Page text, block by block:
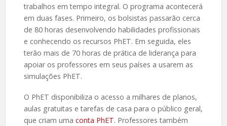
trabalhos em tempo integral. O programa acontecerá
em duas fases. Primeiro, os bolsistas passarão cerca
de 80 horas desenvolvendo habilidades profissionais
e conhecendo os recursos PhET. Em seguida, eles
terão mais de 70 horas de prática de liderança para
apoiar os professores em seus países a usarem as
simulações PhET.
O PhET disponibiliza o acesso a milhares de planos,
aulas gratuitas e tarefas de casa para o público geral,
que criam uma conta PhET. Professores também